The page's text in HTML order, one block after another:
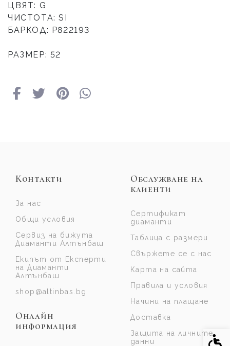
ЦВЯТ: G
ЧИСТОТА: SI
БАРКОД: Р822193
РАЗМЕР: 52
Контакти
За нас
Общи условия
Сервиз на бижута
Диаманти Алтънбаш
Екипът от Експерти
на Диаманти
Алтънбаш
shop@altinbas.bg
Онлайн
информация
Обслужване на
клиенти
Сертификат
диаманти
Таблица с размери
Свържете се с нас
Карта на сайта
Правила и условия
Начини на плащане
Доставка
Защита на личните
данни